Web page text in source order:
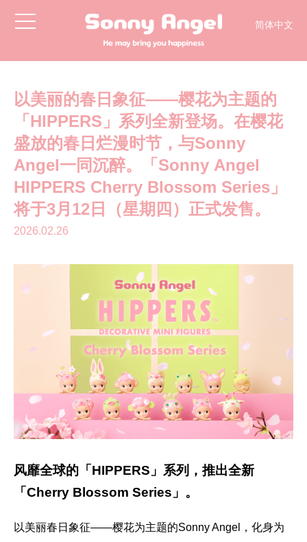
toggle
navigation
简体中文
以美丽的春日象征——樱花为主题的
「HIPPERS」系列全新登场。在樱花
盛放的春日烂漫时节，与Sonny
Angel一同沉醉。「Sonny Angel
HIPPERS Cherry Blossom Series」
将于3月12日（星期四）正式发售。
2026.02.26
风靡全球的「HIPPERS」系列，推出全新
「Cherry Blossom Series」。
以美丽春日象征——樱花为主题的Sonny Angel，化身为